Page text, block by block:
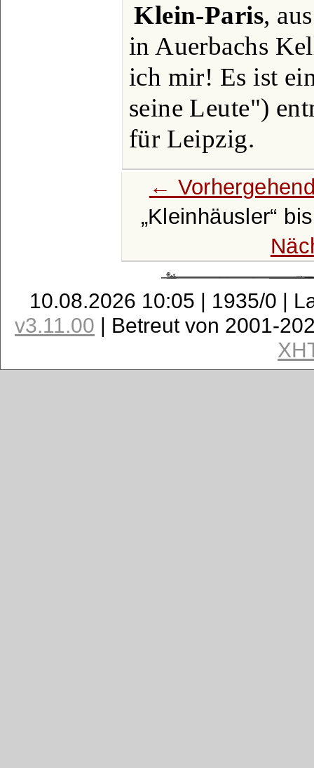
Klein-Paris,
in Auerbachs
ich mir! Es ist
seine Leute")
für Leipzig.
←
Kleinhäusler
10.08.2026 10:05 | 1935/0 |
v3.11.00 | Betreut von 2001-